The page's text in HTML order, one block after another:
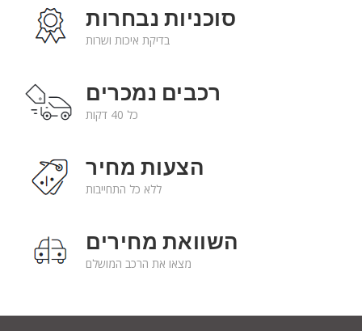
סוכניות נבחרות
בדיקת איכות ושרות
רכבים נמכרים
כל 40 דקות
הצעות מחיר
ללא כל התחייבות
השוואת מחירים
מצאו את הרכב המושלם